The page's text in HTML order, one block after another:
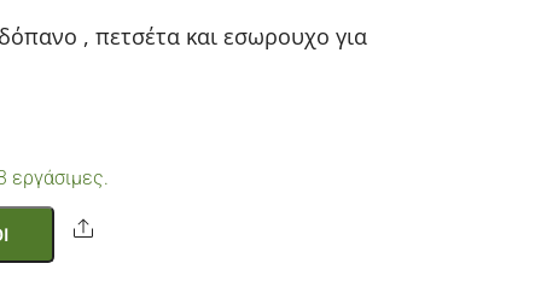
, πετσέτα και εσωρουχο για
εργάσιμες.
Share